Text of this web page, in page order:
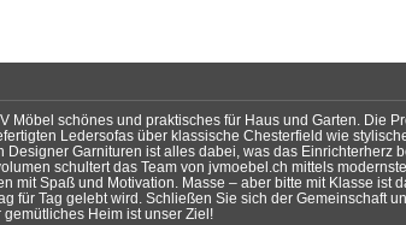
Möbel schönes und praktisches für Haus und Garten. Die
Ledersofas über klassische Chesterfield wie
Designer Garnituren ist alles dabei, was das Einrichterherz
schultert das Team von jvmoebel.ch mittels
mit Spaß und Motivation. Masse – aber bitte mit Klasse ist
für Tag gelebt wird. Schließen Sie sich der Gemeinschaft
Heim ist unser Ziel!